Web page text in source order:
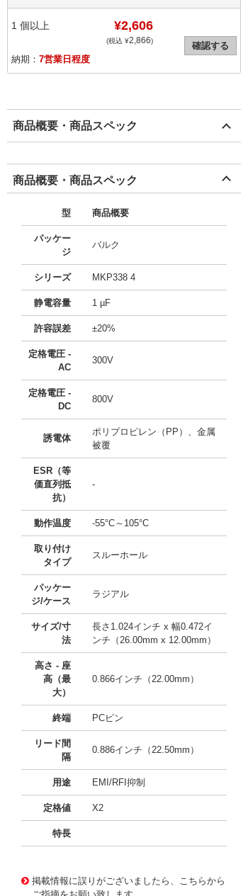
1 個以上 ¥2,606
(税込 ¥2,866)
納期： 7営業日程度
確認する
商品概要・商品スペック
商品概要・商品スペック
型 商品概要
パッケー
ジ
バルク
シリーズ MKP338 4
静電容量 1 µF
許容誤差 ±20%
定格電圧 -
AC
300V
定格電圧 -
DC
800V
誘電体
ポリプロピレン（PP）、金属
被覆
ESR（等
価直列抵
抗）
-
動作温度 -55°C～105°C
取り付け
タイプ
スルーホール
パッケー
ジ/ケース
ラジアル
サイズ/寸
法
長さ1.024インチ x 幅0.472イ
ンチ（26.00mm x 12.00mm）
高さ - 座
高（最
大）
0.866インチ（22.00mm）
終端 PCピン
リード間
隔
0.886インチ（22.50mm）
用途 EMI/RFI抑制
定格値 X2
特長
掲載情報に誤りがございましたら、こちらから